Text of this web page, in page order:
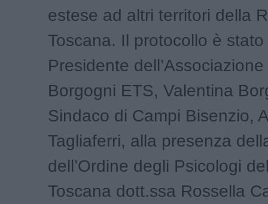
estese ad altri territori della
Toscana. Il protocollo è
Presidente
Borgogni ETS, Valentina
Sindaco di Campi Bisenzio,
Tagliaferri, alla presenza
dell’Ordine degli Psicologi
Toscana dott.ssa Rossella